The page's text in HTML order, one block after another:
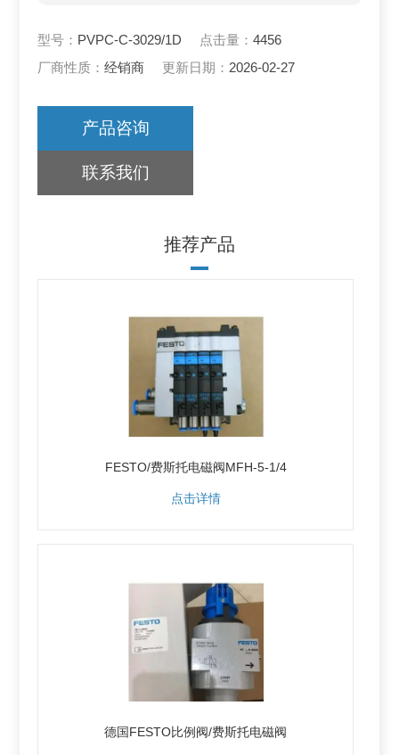
型号： PVPC-C-3029/1D 点击量：4456
厂商性质：经销商 更新日期： 2026-02-27
产品咨询
联系我们
推荐产品
FESTO/费斯托电磁阀MFH-5-1/4
点击详情
德国FESTO比例阀/费斯托电磁阀